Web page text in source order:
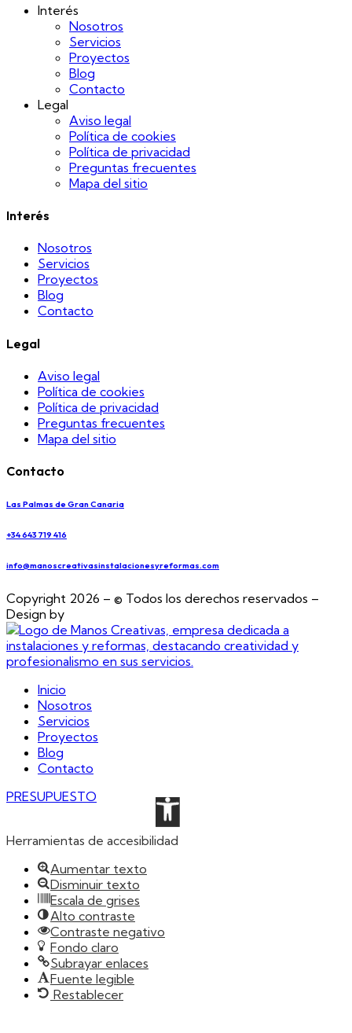
Interés
Nosotros
Servicios
Proyectos
Blog
Contacto
Legal
Aviso legal
Política de cookies
Política de privacidad
Preguntas frecuentes
Mapa del sitio
Interés
Nosotros
Servicios
Proyectos
Blog
Contacto
Legal
Aviso legal
Política de cookies
Política de privacidad
Preguntas frecuentes
Mapa del sitio
Contacto
Las Palmas de Gran Canaria
+34 643 719 416
info@manoscreativasinstalacionesyreformas.com
Copyright 2026 – © Todos los derechos reservados –
Design by
Inicio
Nosotros
Servicios
Proyectos
Blog
Contacto
PRESUPUESTO
Abrir barra de
Herramientas de accesibilidad
Aumentar texto
Disminuir texto
Escala de grises
Alto contraste
Contraste negativo
Fondo claro
Subrayar enlaces
Fuente legible
Restablecer